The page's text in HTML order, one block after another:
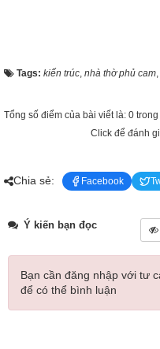
Tags: kiến trúc, nhà thờ phủ cam,
Tổng số điểm của bài viết là: 0
Click để đánh
Chia sẻ: Facebook
Ý kiến bạn đọc
Bạn cần đăng nhập với tư
để có thể bình luận